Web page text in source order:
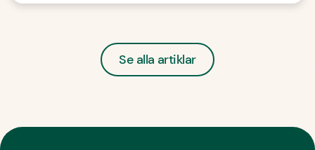
Se alla artiklar